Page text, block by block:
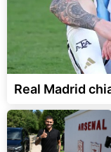
Real Madrid